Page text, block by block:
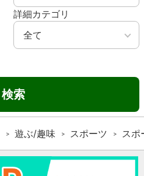
詳細カテゴリ
検索
遊ぶ/趣味 スポーツ スポ